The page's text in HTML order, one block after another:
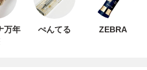
万年
ぺんてる ZEBRA